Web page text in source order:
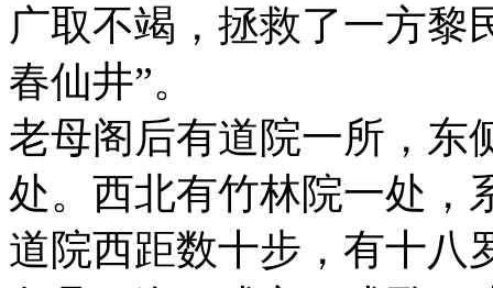
广取不竭，拯救了一方黎
春仙井”。
老母阁后有道院一所，东
处。西北有竹林院一处，
道院西距数十步，有十八